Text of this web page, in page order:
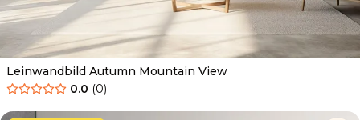
Leinwandbild Autumn Mountain View
0.0 (0)
Ab 39.90 € 34.90